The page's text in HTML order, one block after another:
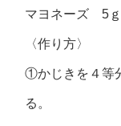
マヨネーズ 5
〈作り方〉
①かじきを４等
る。